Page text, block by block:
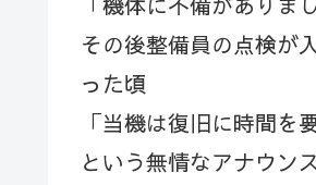
その後整備員の点検が
った頃
「当機は復旧に時間を
という無情なアナウン